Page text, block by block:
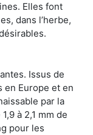
Elles font
dans l’herbe,
Issus de
en Europe et en
par la
à 2,1 mm de
pour les